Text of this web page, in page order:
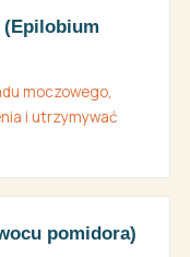
moczowego,
i utrzymywać
pomidora)